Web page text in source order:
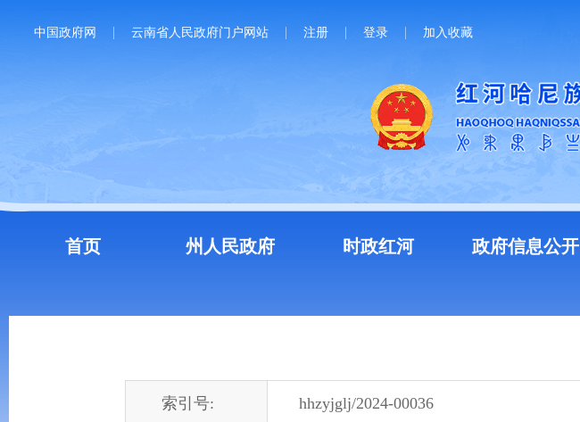
中国政府网 云南省人民政府门户网站 注册 登录 加入收藏
首页 州人民政府 时政红河 政府信息公开
索引号: hhzyjglj/2024-00036